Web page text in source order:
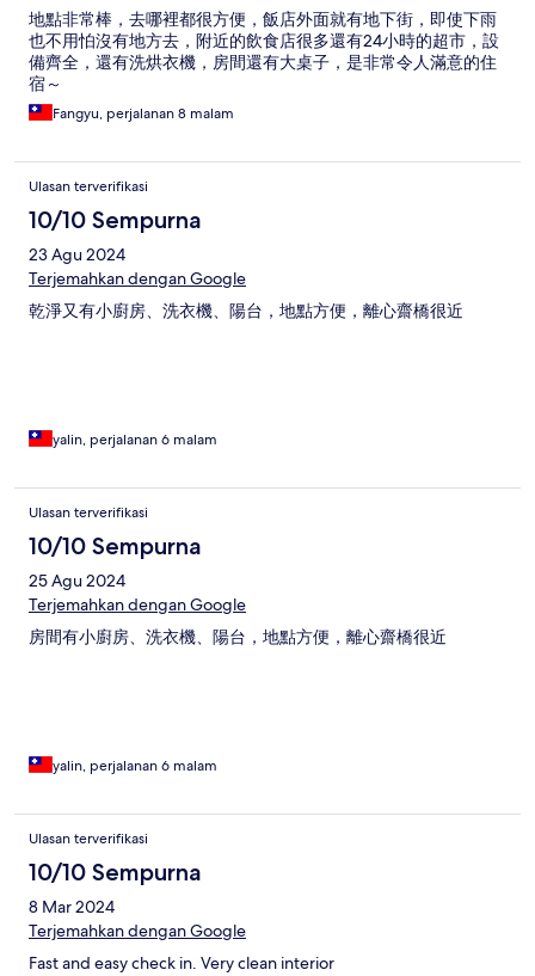
地點非常棒，去哪裡都很方便，飯店外面就有地下街，即使下雨
也不用怕沒有地方去，附近的飲食店很多還有24小時的超市，設
備齊全，還有洗烘衣機，房間還有大桌子，是非常令人滿意的住
宿～
Fangyu, perjalanan 8 malam
Ulasan terverifikasi
10/10 Sempurna
23 Agu 2024
Terjemahkan dengan Google
乾淨又有小廚房、洗衣機、陽台，地點方便，離心齋橋很近
yalin, perjalanan 6 malam
Ulasan terverifikasi
10/10 Sempurna
25 Agu 2024
Terjemahkan dengan Google
房間有小廚房、洗衣機、陽台，地點方便，離心齋橋很近
yalin, perjalanan 6 malam
Ulasan terverifikasi
10/10 Sempurna
8 Mar 2024
Terjemahkan dengan Google
Fast and easy check in. Very clean interior